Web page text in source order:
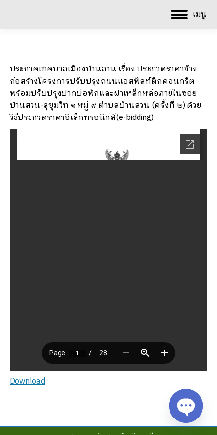
เมนู
ประกาศเทศบาลเมืองบ้านสวน เรื่อง ประกวดราคาจ้าง
ก่อสร้างโครงการปรับปรุงถนนแอสฟัลท์ติกคอนกรีต
พร้อมปรับปรุงปากบ่อพักและฝาเหล็กหล่อภายในซอย
บ้านสวน-สุขุมวิท ๑ หมู่ ๙ ตำบลบ้านสวน (ครั้งที่ ๒) ด้วย
วิธีประกวดราคาอิเล็กทรอนิกส์(e-bidding)
Download
Open